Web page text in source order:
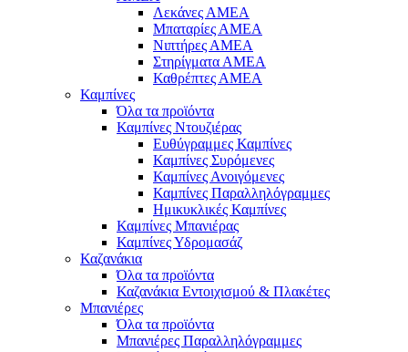
Λεκάνες ΑΜΕΑ
Μπαταρίες ΑΜΕΑ
Νιπτήρες ΑΜΕΑ
Στηρίγματα ΑΜΕΑ
Καθρέπτες ΑΜΕΑ
Καμπίνες
Όλα τα προϊόντα
Καμπίνες Ντουζιέρας
Ευθύγραμμες Καμπίνες
Καμπίνες Συρόμενες
Καμπίνες Ανοιγόμενες
Καμπίνες Παραλληλόγραμμες
Ημικυκλικές Καμπίνες
Καμπίνες Μπανιέρας
Καμπίνες Υδρομασάζ
Καζανάκια
Όλα τα προϊόντα
Καζανάκια Εντοιχισμού & Πλακέτες
Μπανιέρες
Όλα τα προϊόντα
Μπανιέρες Παραλληλόγραμμες